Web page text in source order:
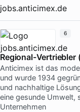
jobs.anticimex.de
Regional-Vertriebler
Anticimex ist das
und wurde 1934
und nachhaltige
eine gesunde Umwelt,
Unternehmen
6